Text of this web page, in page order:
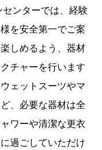
ンターでは、経験
を安全第一でご案
しめるよう、器材
チャーを行います
ェットスーツやマ
、必要な器材は全
ワーや清潔な更衣
過ごしていただけ